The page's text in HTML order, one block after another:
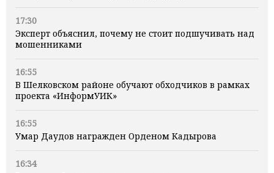
17:30
Эксперт объяснил, почему не стоит подшучивать над
мошенниками
16:55
В Шелковском районе обучают обходчиков в рамках
проекта «ИнформУИК»
16:55
Умар Даудов награжден Орденом Кадырова
16:34